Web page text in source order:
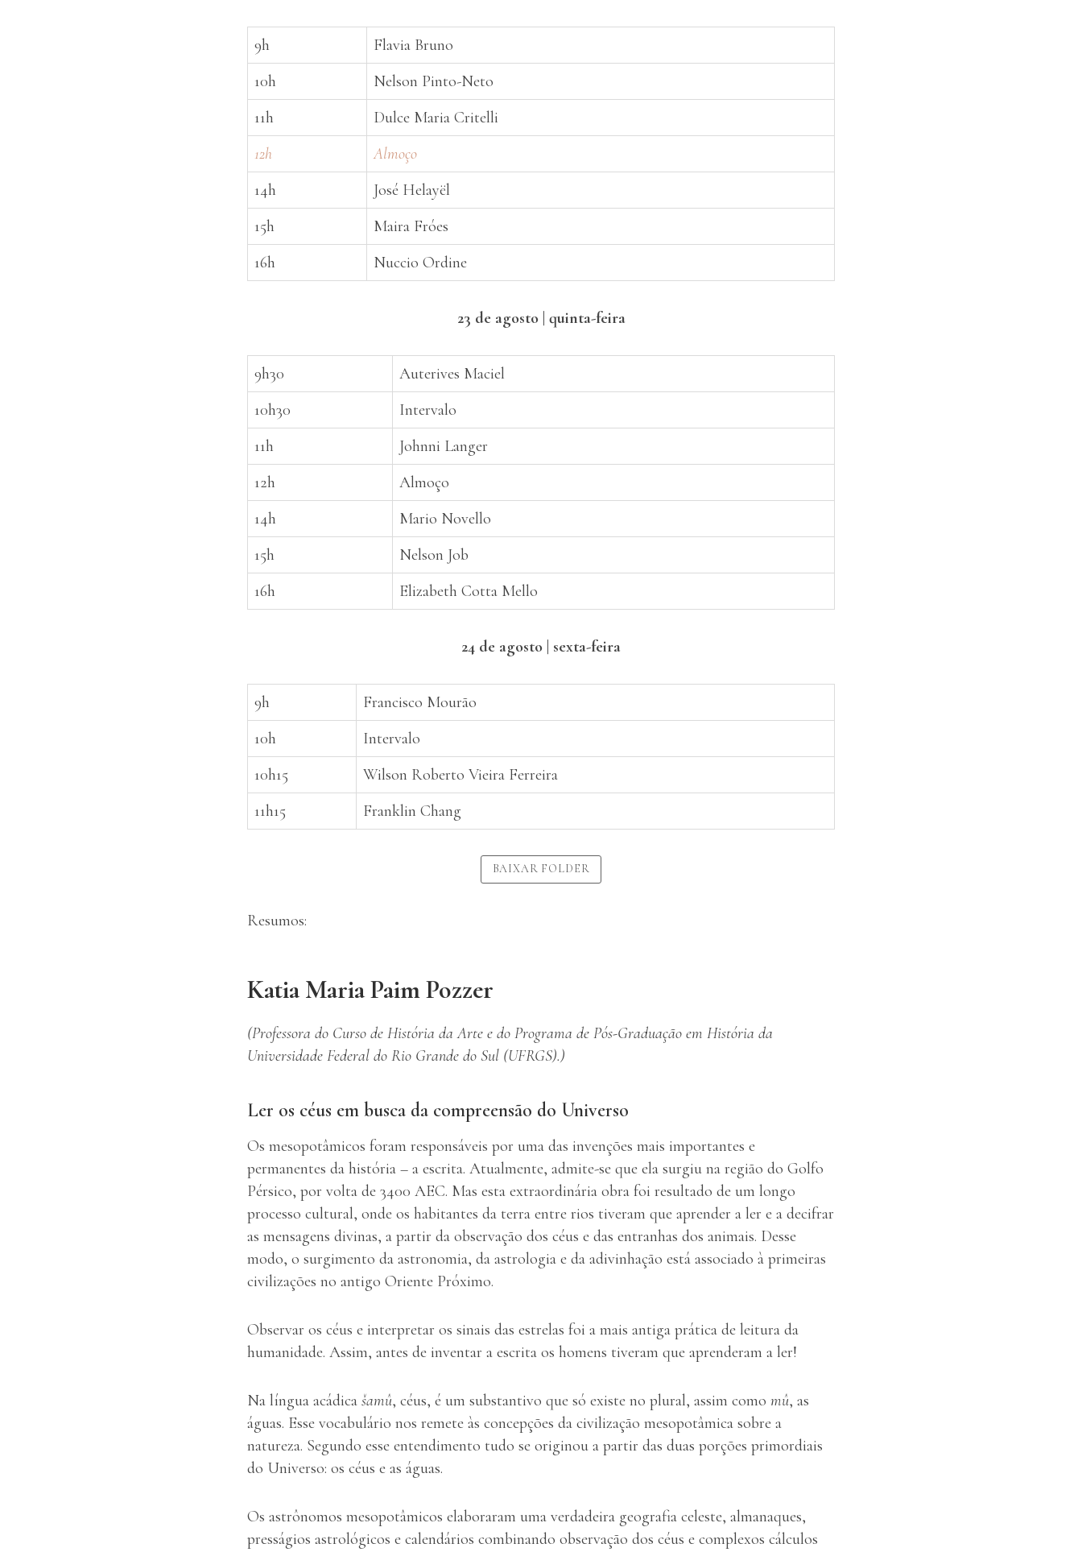
9h
Flavia Bruno
10h
Nelson Pinto-Neto
11h
Dulce Maria Critelli
12h
Almoço
14h
José Helayël
15h
Maira Fróes
16h
Nuccio Ordine
23 de agosto | quinta-feira
9h30
Auterives Maciel
10h30
Intervalo
11h
Johnni Langer
12h
Almoço
14h
Mario Novello
15h
Nelson Job
16h
Elizabeth Cotta Mello
24 de agosto | sexta-feira
9h
Francisco Mourão
10h
Intervalo
10h15
Wilson Roberto Vieira Ferreira
11h15
Franklin Chang
BAIXAR FOLDER
Resumos:
Katia Maria Paim Pozzer
(Professora do Curso de História da Arte e do Programa de Pós-Graduação em História da
Universidade Federal do Rio Grande do Sul (UFRGS).)
Ler os céus em busca da compreensão do Universo
Os mesopotâmicos foram responsáveis por uma das invenções mais importantes e
permanentes da história – a escrita. Atualmente, admite-se que ela surgiu na região do Golfo
Pérsico, por volta de 3400 AEC. Mas esta extraordinária obra foi resultado de um longo
processo cultural, onde os habitantes da terra entre rios tiveram que aprender a ler e a decifrar
as mensagens divinas, a partir da observação dos céus e das entranhas dos animais. Desse
modo, o surgimento da astronomia, da astrologia e da adivinhação está associado à primeiras
civilizações no antigo Oriente Próximo.
Observar os céus e interpretar os sinais das estrelas foi a mais antiga prática de leitura da
humanidade. Assim, antes de inventar a escrita os homens tiveram que aprenderam a ler!
Na língua acádica šamû, céus, é um substantivo que só existe no plural, assim como mû, as
águas. Esse vocabulário nos remete às concepções da civilização mesopotâmica sobre a
natureza. Segundo esse entendimento tudo se originou a partir das duas porções primordiais
do Universo: os céus e as águas.
Os astrônomos mesopotâmicos elaboraram uma verdadeira geografia celeste, almanaques,
presságios astrológicos e calendários combinando observação dos céus e complexos cálculos